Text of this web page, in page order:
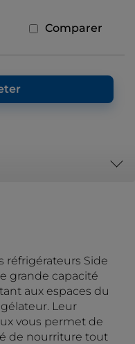
Comparer
réfrigérateurs Side
grande capacité
aux espaces du
Leur
vous permet de
de nourriture tout